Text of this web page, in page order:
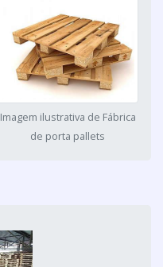
Imagem ilustrativa de Fábrica
de porta pallets